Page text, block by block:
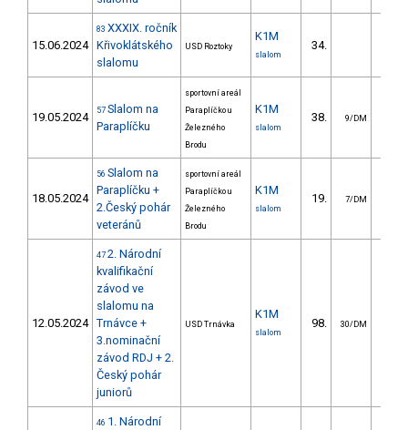
15.06.2024
83 XXXIX. ročník
Křivoklátského
slalomu
USD Roztoky
K1M
slalom
34.
19.05.2024 57 Slalom na
Paraplíčku
sportovní areál
Paraplíčko u
Železného
Brodu
K1M
slalom
38. 9/DM
18.05.2024
56 Slalom na
Paraplíčku +
2.Český pohár
veteránů
sportovní areál
Paraplíčko u
Železného
Brodu
K1M
slalom
19. 7/DM
12.05.2024
47 2. Národní
kvalifikační
závod ve
slalomu na
Trnávce +
3.nominační
závod RDJ + 2.
Český pohár
juniorů
USD Trnávka
K1M
slalom
98. 30/DM
46 1. Národní